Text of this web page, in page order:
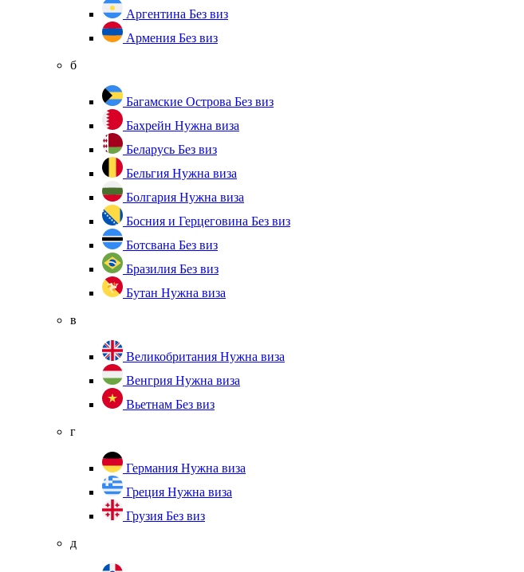
Аргентина Без виз
Армения Без виз
б
Багамские Острова Без виз
Бахрейн Нужна виза
Беларусь Без виз
Бельгия Нужна виза
Болгария Нужна виза
Босния и Герцеговина Без виз
Ботсвана Без виз
Бразилия Без виз
Бутан Нужна виза
в
Великобритания Нужна виза
Венгрия Нужна виза
Вьетнам Без виз
г
Германия Нужна виза
Греция Нужна виза
Грузия Без виз
д